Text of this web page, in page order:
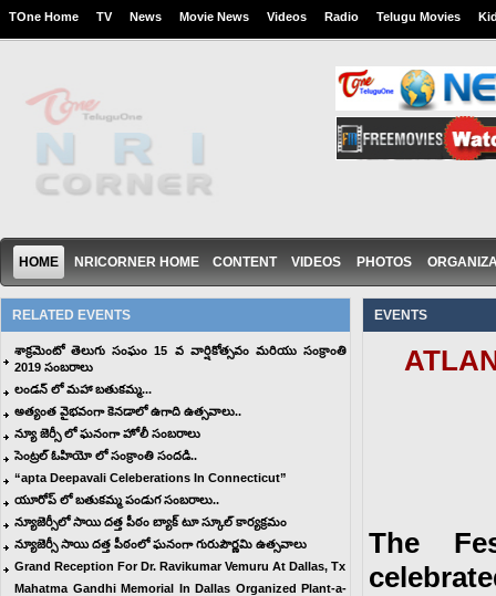
TOne Home TV News Movie News Videos Radio Telugu Movies
HOME NRICORNER HOME CONTENT VIDEOS PHOTOS
RELATED EVENTS
శాక్రమెంటో తెలుగు సంఘం 15 వ వార్షికోత్సవం మరియు సంక్రాంతి
2019 సంబరాలు
లండన్ లో మహా బతుకమ్మ...
అత్యంత వైభవంగా కెనడాలో ఉగాది ఉత్సవాలు..
న్యూ జెర్సీ లో ఘనంగా హోలీ సంబరాలు
సెంట్రల్ ఓహియో లో సంక్రాంతి సందడి..
“apta Deepavali Celeberations In Connecticut”
యూరోప్ లో బతుకమ్మ పండుగ సంబరాలు..
న్యూజెర్సీలో సాయి దత్త పీఠం బ్యాక్ టూ స్కూల్ కార్యక్రమం
న్యూజెర్సీ సాయి దత్త పీఠంలో ఘనంగా గురుపౌర్ణమి ఉత్సవాలు
Grand Reception For Dr. Ravikumar Vemuru At Dallas, Tx
Mahatma Gandhi Memorial In Dallas Organized Plant-a-
EVENTS
The